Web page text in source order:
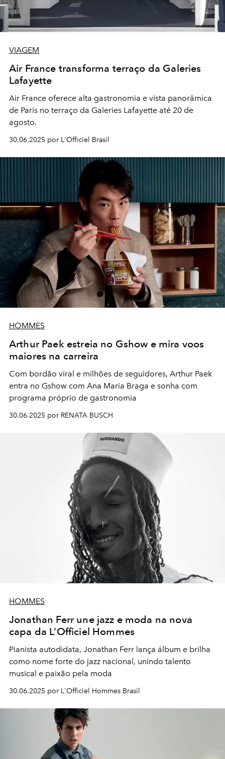
VIAGEM
Air France transforma terraço da Galeries
Lafayette
Air France oferece alta gastronomia e vista panorâmica
de Paris no terraço da Galeries Lafayette até 20 de
agosto.
30.06.2025 por L'Officiel Brasil
HOMMES
Arthur Paek estreia no Gshow e mira voos
maiores na carreira
Com bordão viral e milhões de seguidores, Arthur Paek
entra no Gshow com Ana Maria Braga e sonha com
programa próprio de gastronomia
30.06.2025 por RENATA BUSCH
HOMMES
Jonathan Ferr une jazz e moda na nova
capa da L’Officiel Hommes
Pianista autodidata, Jonathan Ferr lança álbum e brilha
como nome forte do jazz nacional, unindo talento
musical e paixão pela moda
30.06.2025 por L'Officiel Hommes Brasil